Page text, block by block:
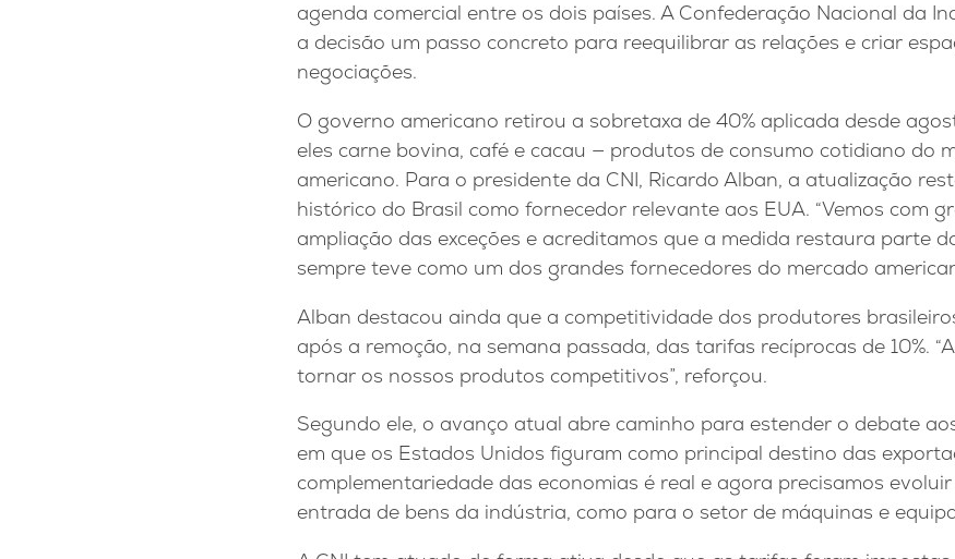
agenda comercial entre os dois países. A Confederação Nacional da
a decisão um passo concreto para reequilibrar as relações e criar
negociações.
O governo americano retirou a sobretaxa de 40% aplicada desde
eles carne bovina, café e cacau — produtos de consumo cotidiano do
americano. Para o presidente da CNI, Ricardo Alban, a atualização
histórico do Brasil como fornecedor relevante aos EUA. “Vemos com
ampliação das exceções e acreditamos que a medida restaura parte
sempre teve como um dos grandes fornecedores do mercado
Alban destacou ainda que a competitividade dos produtores
após a remoção, na semana passada, das tarifas recíprocas de 10%.
tornar os nossos produtos competitivos”, reforçou.
Segundo ele, o avanço atual abre caminho para estender o debate
em que os Estados Unidos figuram como principal destino das
complementariedade das economias é real e agora precisamos
entrada de bens da indústria, como para o setor de máquinas e